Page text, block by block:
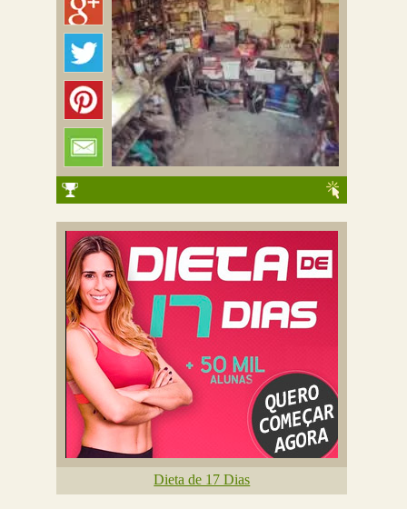
Dieta de 17 Dias